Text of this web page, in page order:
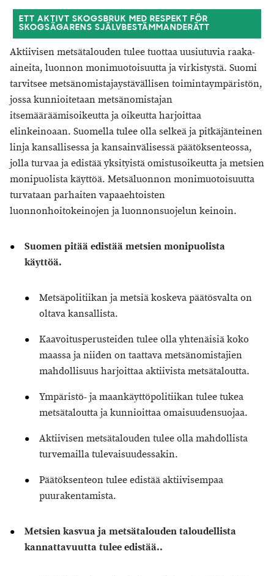
ETT AKTIVT SKOGSBRUK MED RESPEKT FÖR
SKOGSÄGARENS SJÄLVBESTÄMMANDERÄTT
Aktiivisen metsätalouden tulee tuottaa uusiutuvia raaka-
aineita, luonnon monimuotoisuutta ja virkistystä. Suomi
tarvitsee metsänomistajaystävällisen toimintaympäristön,
jossa kunnioitetaan metsänomistajan
itsemääräämisoikeutta ja oikeutta harjoittaa
elinkeinoaan. Suomella tulee olla selkeä ja pitkäjänteinen
linja kansallisessa ja kansainvälisessä päätöksenteossa,
jolla turvaa ja edistää yksityistä omistusoikeutta ja metsien
monipuolista käyttöä. Metsäluonnon monimuotoisuutta
turvataan parhaiten vapaaehtoisten
luonnonhoitokeinojen ja luonnonsuojelun keinoin.
Suomen pitää edistää metsien monipuolista
käyttöä.
Metsäpolitiikan ja metsiä koskeva päätösvalta on
oltava kansallista.
Kaavoitusperusteiden tulee olla yhtenäisiä koko
maassa ja niiden on taattava metsänomistajien
mahdollisuus harjoittaa aktiivista metsätaloutta.
Ympäristö- ja maankäyttöpolitiikan tulee tukea
metsätaloutta ja kunnioittaa omaisuudensuojaa.
Aktiivisen metsätalouden tulee olla mahdollista
turvemailla tulevaisuudessakin.
Päätöksenteon tulee edistää aktiivisempaa
puurakentamista.
Metsien kasvua ja metsätalouden taloudellista
kannattavuutta tulee edistää..